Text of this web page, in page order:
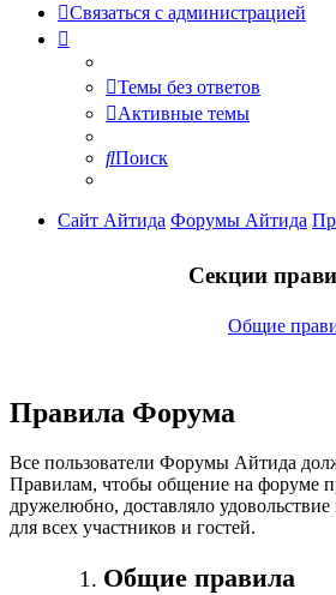
Связаться с администрацией
Темы без ответов
Активные темы
Поиск
Сайт Айтида Форумы Айтида
Секции
Общие
Правила Форума
Все пользователи Форумы Айтида
Правилам, чтобы общение на форуме
дружелюбно, доставляло
для всех участников и гостей.
Общие правила